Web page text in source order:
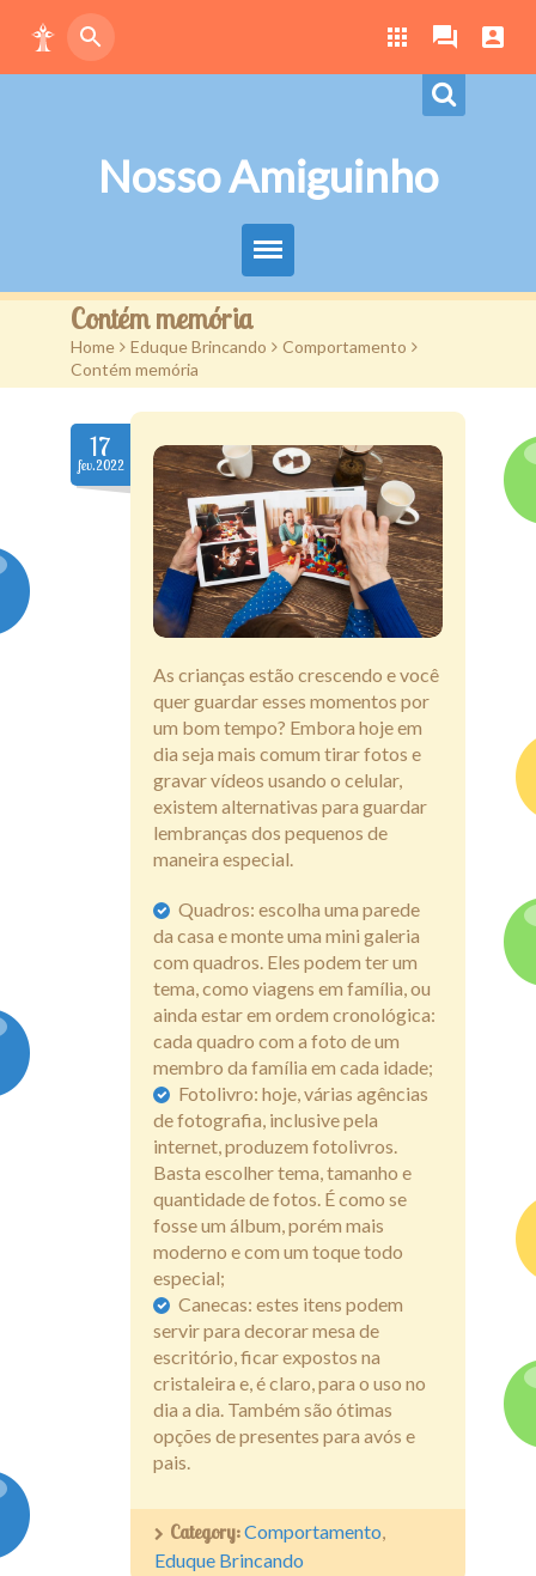
Nosso Amiguinho
Eduque Brincando
Letras
Play
Downloads
Atividades
Assine
Contém memória
Home > Eduque Brincando > Comportamento >
Contém memória
17
fev.2022
As crianças estão crescendo e você
quer guardar esses momentos por
um bom tempo? Embora hoje em
dia seja mais comum tirar fotos e
gravar vídeos usando o celular,
existem alternativas para guardar
lembranças dos pequenos de
maneira especial.
Quadros: escolha uma parede
da casa e monte uma mini galeria
com quadros. Eles podem ter um
tema, como viagens em família, ou
ainda estar em ordem cronológica:
cada quadro com a foto de um
membro da família em cada idade;
Fotolivro: hoje, várias agências
de fotografia, inclusive pela
internet, produzem fotolivros.
Basta escolher tema, tamanho e
quantidade de fotos. É como se
fosse um álbum, porém mais
moderno e com um toque todo
especial;
Canecas: estes itens podem
servir para decorar mesa de
escritório, ficar expostos na
cristaleira e, é claro, para o uso no
dia a dia. Também são ótimas
opções de presentes para avós e
pais.
Category:Comportamento,
Eduque Brincando